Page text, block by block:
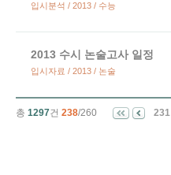
입시분석 / 2013 / 수능
2013 수시 논술고사 일정
입시자료 / 2013 / 논술
총 1297건 238/260 231